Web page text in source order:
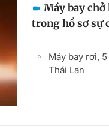
Máy bay chở
trong hồ sơ sự
Máy bay rơi,
Thái Lan